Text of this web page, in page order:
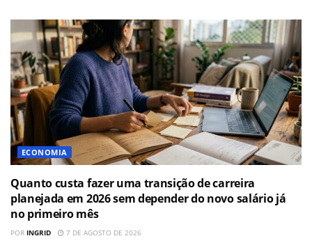
ECONOMIA
Quanto custa fazer uma transição de carreira
planejada em 2026 sem depender do novo salário já
no primeiro mês
POR INGRID 7 DE AGOSTO DE 2026